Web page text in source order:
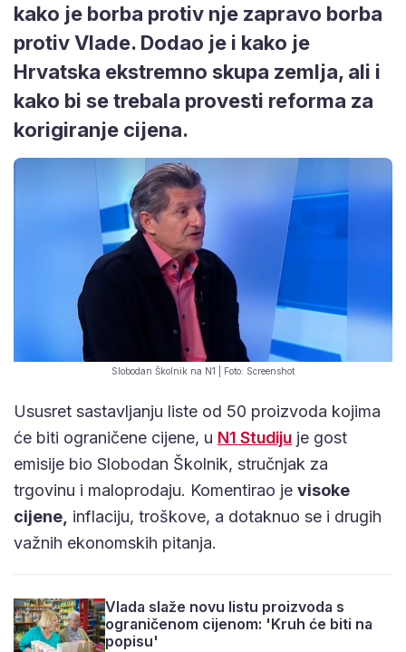
kako je borba protiv nje zapravo borba
protiv Vlade. Dodao je i kako je
Hrvatska ekstremno skupa zemlja, ali i
kako bi se trebala provesti reforma za
korigiranje cijena.
Slobodan Školnik na N1 | Foto: Screenshot
Ususret sastavljanju liste od 50 proizvoda kojima
će biti ograničene cijene, u N1 Studiju je gost
emisije bio Slobodan Školnik, stručnjak za
trgovinu i maloprodaju. Komentirao je visoke
cijene, inflaciju, troškove, a dotaknuo se i drugih
važnih ekonomskih pitanja.
Vlada slaže novu listu proizvoda s
ograničenom cijenom: 'Kruh će biti na
popisu'